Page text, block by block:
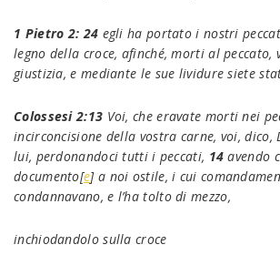
1 Pietro 2: 24 egli ha portato i nostri
legno della croce, afinché, morti al peccato,
giustizia, e mediante le sue lividure siete
Colossesi 2:13 Voi, che eravate morti nei
incirconcisione della vostra carne, voi, dico,
lui, perdonandoci tutti i peccati, 14avendo
documento[e] a noi ostile, i cui
condannavano, e l’ha tolto di mezzo,
inchiodandolo sulla croce